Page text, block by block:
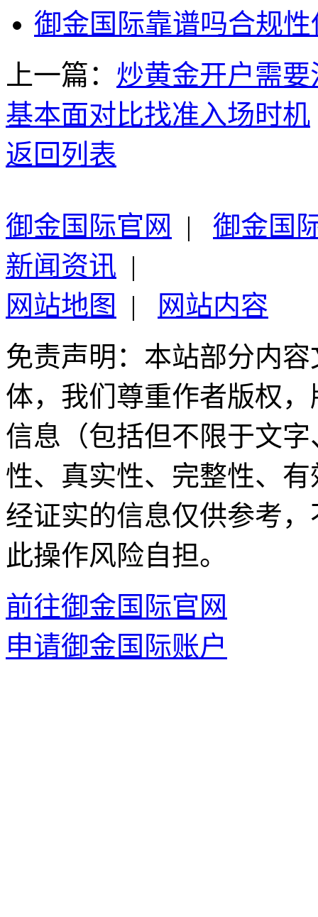
御金国际靠谱吗合规
上一篇： 炒黄金开户需
基本面对比找准入场时机
返回列表
御金国际官网 | 御金国
新闻资讯 |
网站地图
|
网站内容
免责声明：本站部分内
体，我们尊重作者版权
信息（包括但不限于文
性、真实性、完整性、
经证实的信息仅供参考
此操作风险自担。
前往御金国际官网
申请御金国际账户